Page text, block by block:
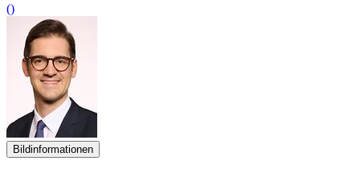
()
Bildinformationen